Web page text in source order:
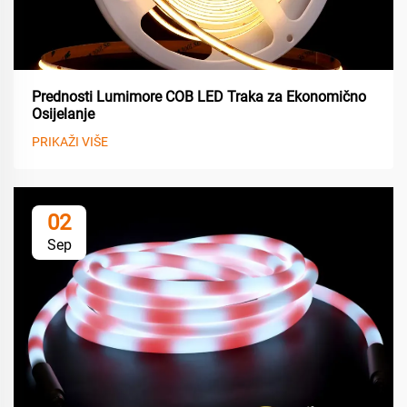
Prednosti Lumimore COB LED Traka za Ekonomično
Osijelanje
PRIKAŽI VIŠE
02
Sep